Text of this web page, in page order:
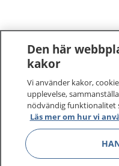
1177–tryggt
På 1177.se får du råd
sjukdomar och vilka
Logga in för att läsa
Den här
kakor
Vi använder kakor,
upplevelse,
nödvändig funktionalitet
Läs mer om hur vi